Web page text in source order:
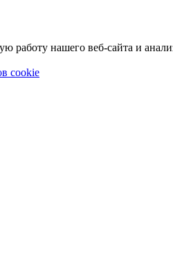
нашего веб-сайта и
cookie